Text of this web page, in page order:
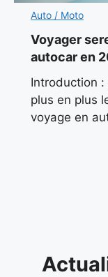
Auto / Moto
Voyager
autocar en
Introduction :
plus en plus
voyage en